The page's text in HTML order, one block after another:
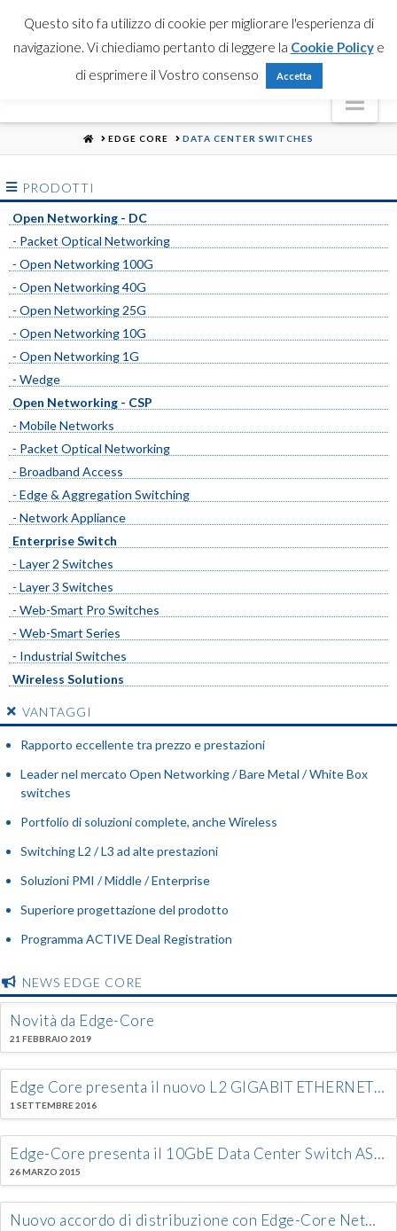
HOMEEDGE CORE DATA CENTER SWITCHES
PRODOTTI
Open Networking - DC
- Packet Optical Networking
- Open Networking 100G
- Open Networking 40G
- Open Networking 25G
- Open Networking 10G
- Open Networking 1G
- Wedge
Open Networking - CSP
- Mobile Networks
- Packet Optical Networking
- Broadband Access
- Edge & Aggregation Switching
- Network Appliance
Enterprise Switch
- Layer 2 Switches
- Layer 3 Switches
- Web-Smart Pro Switches
- Web-Smart Series
- Industrial Switches
Wireless Solutions
VANTAGGI
Rapporto eccellente tra prezzo e prestazioni
Leader nel mercato Open Networking / Bare Metal / White Box
switches
Portfolio di soluzioni complete, anche Wireless
Switching L2 / L3 ad alte prestazioni
Soluzioni PMI / Middle / Enterprise
Superiore progettazione del prodotto
Programma ACTIVE Deal Registration
NEWS EDGE CORE
Novità da Edge-Core
21 FEBBRAIO 2019
Edge Core presenta il nuovo L2 GIGABIT ETHERNET ACCESS/AGGREGATION PoE Switch: ECS4120-28P
1 SETTEMBRE 2016
Edge-Core presenta il 10GbE Data Center Switch AS5712-54X, il primo switch approvato dal Open Compute Project (OCP)
26 MARZO 2015
Nuovo accordo di distribuzione con Edge-Core Networks Corporation
Questo sito fa utilizzo di cookie per migliorare l'esperienza di
navigazione. Vi chiediamo pertanto di leggere la Cookie Policye
di esprimere il Vostro consenso
Accetta